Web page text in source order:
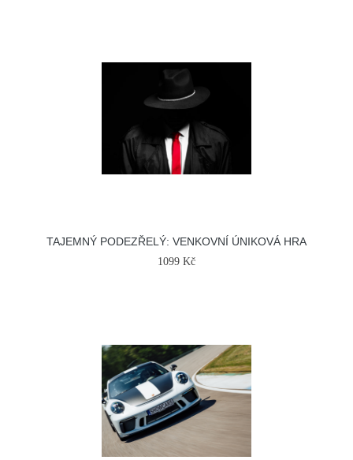
TAJEMNÝ PODEZŘELÝ: VENKOVNÍ ÚNIKOVÁ HRA
1099 Kč